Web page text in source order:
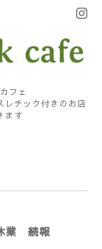
フェ
レチック付きのお店
ます
業 続報